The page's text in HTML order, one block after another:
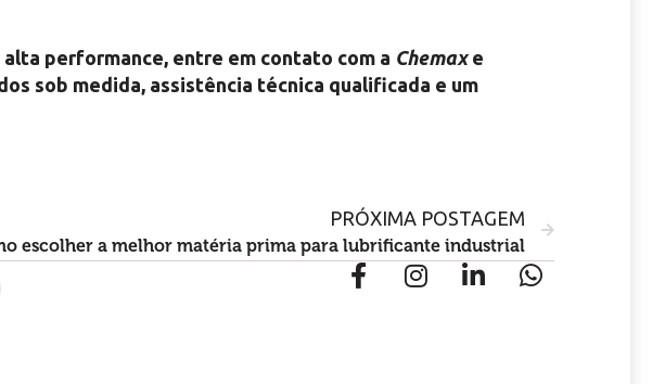
performance, entre em contato com a Chemaxe
sob medida, assistência técnica qualificada e um
PRÓXIMA POSTAGEM
escolher a melhor matéria prima para lubrificante industrial